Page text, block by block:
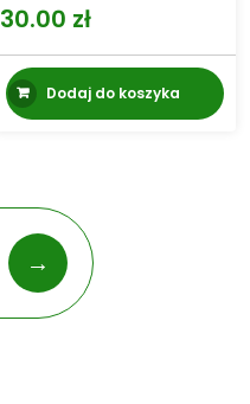
30.00 zł
Dodaj do koszyka
→